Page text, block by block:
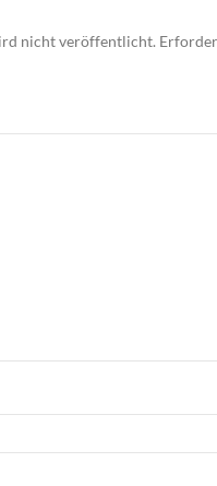
nicht veröffentlicht.